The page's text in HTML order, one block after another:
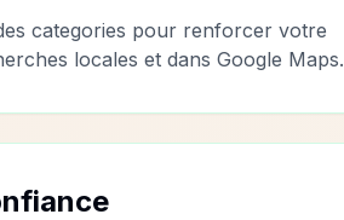
categories pour renforcer votre
locales et dans Google Maps.